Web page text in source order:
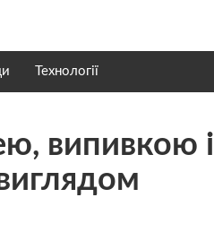
Технології
випивкою і